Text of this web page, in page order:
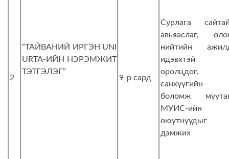
2
“ТАЙВАНИЙ ИРГЭН UNI
URTA-ИЙН НЭРЭМЖИТ
ТЭТГЭЛЭГ”
9-р сард
Сурлага
авьяаслаг,
нийтийн
идэвхтэй
оролцдог,
санхүүгийн
боломж
МУИС-ийн
оюутнуудыг
дэмжих